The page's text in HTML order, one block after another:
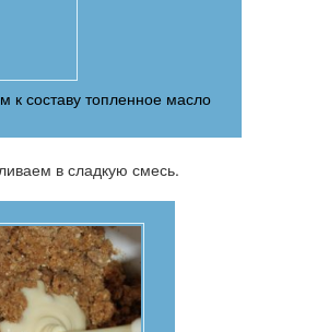
к составу топленное масло
в сладкую смесь.